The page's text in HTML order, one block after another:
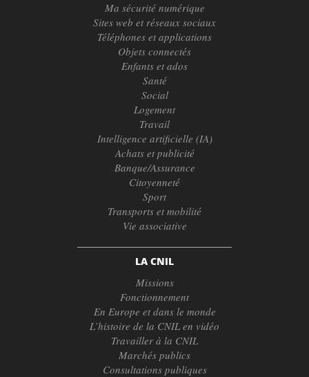
Ma sécurité numérique
Sites web et réseaux sociaux
Téléphones et applications
Objets connectés
Enfants et ados
Santé
Social
Logement
Travail
Intelligence artificielle (IA)
Achats et publicité
Banque/Assurance
Citoyenneté
Sport
Transports et mobilité
Vie associative
LA CNIL
Missions
Fonctionnement
En Europe et dans le monde
L’histoire de la CNIL en vidéo
Travailler à la CNIL
Marchés publics
Consultations publiques